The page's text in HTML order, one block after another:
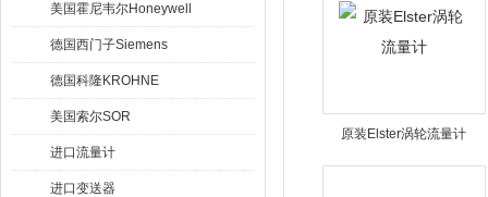
美国霍尼韦尔Honeywell
德国西门子Siemens
德国科隆KROHNE
美国索尔SOR
进口流量计
进口变送器
原装Elster涡轮流量计